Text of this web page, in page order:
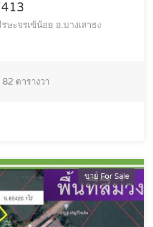
ษะจรเข้น้อย อ.บางเสาธง
82 ตารางวา
ขาย For Sale